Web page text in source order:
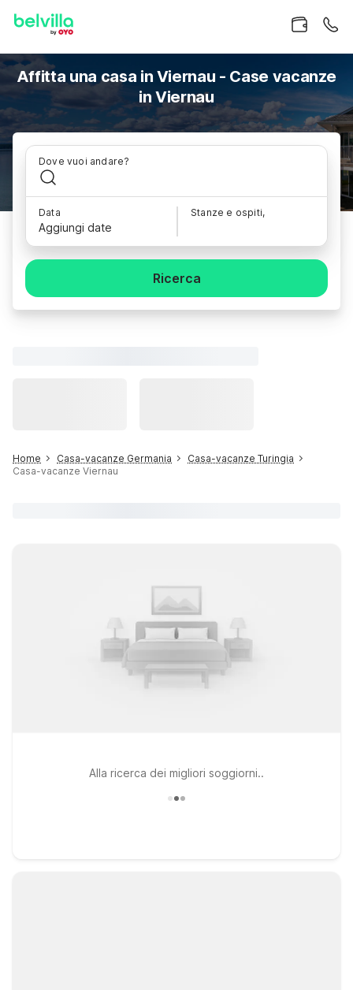
Affitta una casa in Viernau - Case vacanze
in Viernau
Dove vuoi andare?
Data
Aggiungi date
Stanze e ospiti,
Ricerca
Home Casa-vacanze Germania
Casa-vacanze Turingia
Casa-vacanze Viernau
Alla ricerca dei migliori soggiorni..